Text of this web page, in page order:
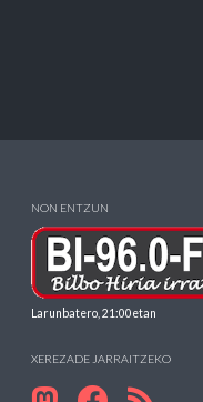
NON ENTZUN
Larunbatero, 21:00etan
XEREZADE JARRAITZEKO